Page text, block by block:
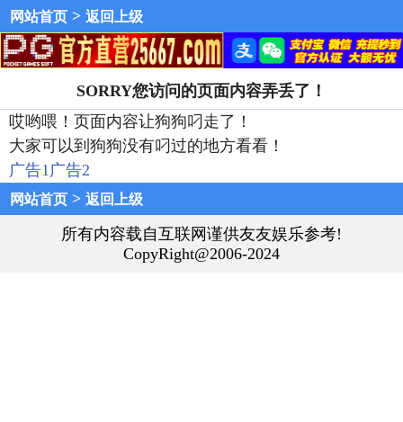
网站首页 > 返回上级
SORRY您访问的页面内容弄丢了！
哎哟喂！页面内容让狗狗叼走了！
大家可以到狗狗没有叼过的地方看看！
广告1广告2
网站首页 > 返回上级
所有内容载自互联网谨供友友娱乐参考!
CopyRight@2006-2024